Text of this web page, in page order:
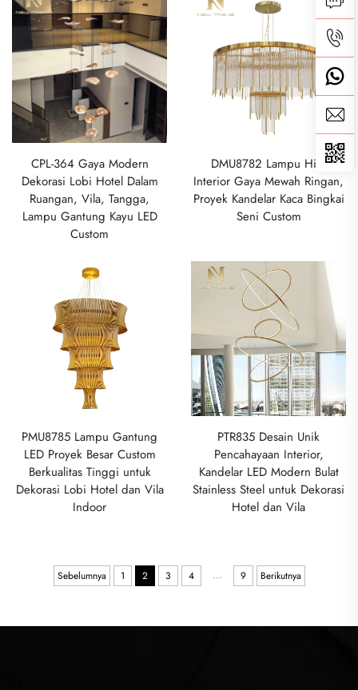
CPL-364 Gaya Modern
Dekorasi Lobi Hotel Dalam
Ruangan, Vila, Tangga,
Lampu Gantung Kayu LED
Custom
DMU8782 Lampu Hias
Interior Gaya Mewah Ringan,
Proyek Kandelar Kaca Bingkai
Seni Custom
PMU8785 Lampu Gantung
LED Proyek Besar Custom
Berkualitas Tinggi untuk
Dekorasi Lobi Hotel dan Vila
Indoor
PTR835 Desain Unik
Pencahayaan Interior,
Kandelar LED Modern Bulat
Stainless Steel untuk Dekorasi
Hotel dan Vila
Sebelumnya 1 2 3 4 ... 9 Berikutnya